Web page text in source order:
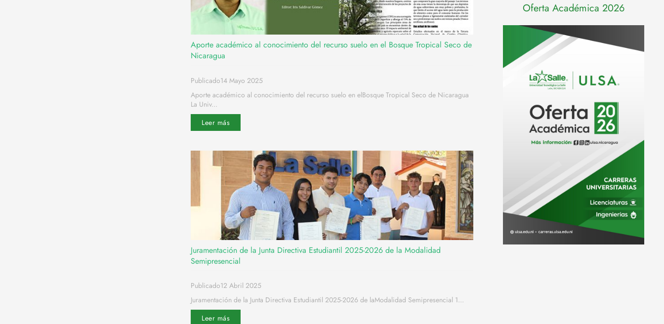
Aporte académico al conocimiento del recurso suelo en el Bosque Tropical Seco de
Nicaragua
Publicado14 Mayo 2025
Aporte académico al conocimiento del recurso suelo en elBosque Tropical Seco de Nicaragua
La Univ...
Leer más
Juramentación de la Junta Directiva Estudiantil 2025-2026 de la Modalidad
Semipresencial
Publicado12 Abril 2025
Juramentación de la Junta Directiva Estudiantil 2025-2026 de laModalidad Semipresencial 1...
Leer más
Oferta Académica 2026